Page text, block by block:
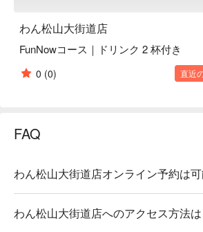
わん松山大街道店
FunNowコース｜ドリンク 2 杯付き
0 (0) 直近
FAQ
わん松山大街道店オンライン予約は
わん松山大街道店へのアクセス方法は